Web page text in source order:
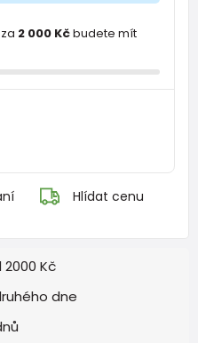
2 000 Kčbudete mít
Hlídat cenu
2000 Kč
dne